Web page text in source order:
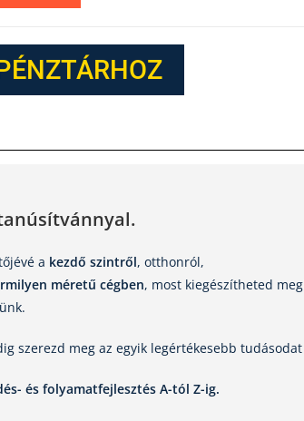
.
a kezdő szintről, otthonról,
méretű cégben, most kiegészítheted
szerezd meg az egyik legértékesebb
és folyamatfejlesztés A-tól Z-ig.